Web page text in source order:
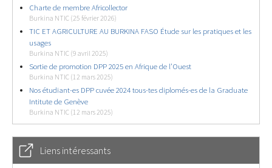
Charte de membre Africollector
Burkina NTIC (25 février 2026)
TIC ET AGRICULTURE AU BURKINA FASO Étude sur les pratiques et les
usages
Burkina NTIC (9 avril 2025)
Sortie de promotion DPP 2025 en Afrique de l’Ouest
Burkina NTIC (12 mars 2025)
Nos étudiant-es DPP cuvée 2024 tous-tes diplomés-es de la Graduate
Intitute de Genève
Burkina NTIC (12 mars 2025)
Liens intéressants